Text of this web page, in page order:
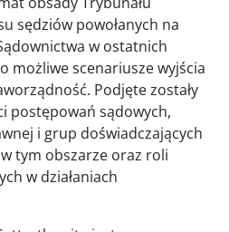
sędziów powołanych na
w ostatnich
możliwe scenariusze wyjścia
Podjęte zostały
postępowań sądowych,
i grup doświadczających
tym obszarze oraz roli
w działaniach